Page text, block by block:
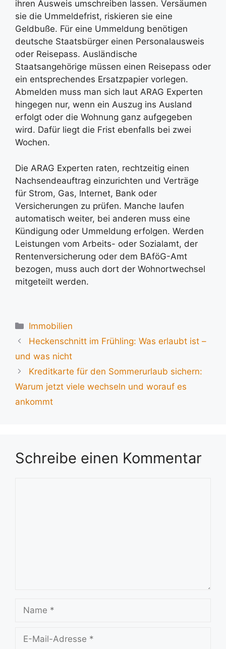
ihren Ausweis umschreiben lassen. Versäumen
sie die Ummeldefrist, riskieren sie eine
Geldbuße. Für eine Ummeldung benötigen
deutsche Staatsbürger einen Personalausweis
oder Reisepass. Ausländische
Staatsangehörige müssen einen Reisepass oder
ein entsprechendes Ersatzpapier vorlegen.
Abmelden muss man sich laut ARAG Experten
hingegen nur, wenn ein Auszug ins Ausland
erfolgt oder die Wohnung ganz aufgegeben
wird. Dafür liegt die Frist ebenfalls bei zwei
Wochen.
Die ARAG Experten raten, rechtzeitig einen
Nachsendeauftrag einzurichten und Verträge
für Strom, Gas, Internet, Bank oder
Versicherungen zu prüfen. Manche laufen
automatisch weiter, bei anderen muss eine
Kündigung oder Ummeldung erfolgen. Werden
Leistungen vom Arbeits- oder Sozialamt, der
Rentenversicherung oder dem BAföG-Amt
bezogen, muss auch dort der Wohnortwechsel
mitgeteilt werden.
Kategorien
Immobilien
Heckenschnitt im Frühling: Was erlaubt ist –
und was nicht
Kreditkarte für den Sommerurlaub sichern:
Warum jetzt viele wechseln und worauf es
ankommt
Schreibe einen Kommentar
Name